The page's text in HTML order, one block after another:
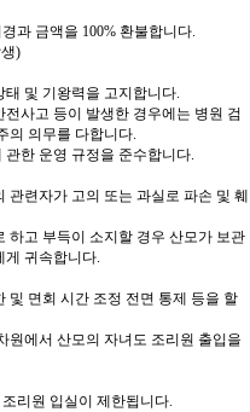
과 금액을 100% 환불합니다.
)
및 기왕력을 고지합니다.
사고 등이 발생한 경우에는 병원 검
의 의무를 다합니다.
한 운영 규정을 준수합니다.
련자가 고의 또는 과실로 파손 및 훼
하고 부득이 소지할 경우 산모가 보관
게 귀속합니다.
및 면회 시간 조정 전면 통제 등을 할
원에서 산모의 자녀도 조리원 출입을
리원 입실이 제한됩니다.